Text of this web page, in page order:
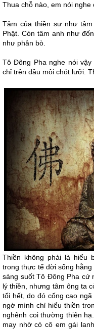
Thua chỗ nào, em nói nghe
Tâm của thiền sư như
Phật. Còn tâm anh như
như phân bò.
Tô Đông Pha nghe nói
chỉ trên đầu môi chót lưỡi.
Thiền không phải là hiểu
trong thực tế đời sống
sáng suốt Tô Đông Pha cứ
lý thiền, nhưng tâm ông ta
tối hết, do đó cống cao
ngờ mình chỉ hiểu thiền
nghênh coi thường thiên
may nhờ có cô em gái